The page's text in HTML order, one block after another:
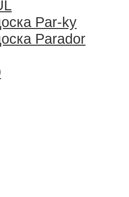
Par-ky
Parador